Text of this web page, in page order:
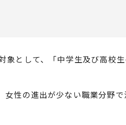
として、「中学生及び高校
性の進出が少ない職業分野